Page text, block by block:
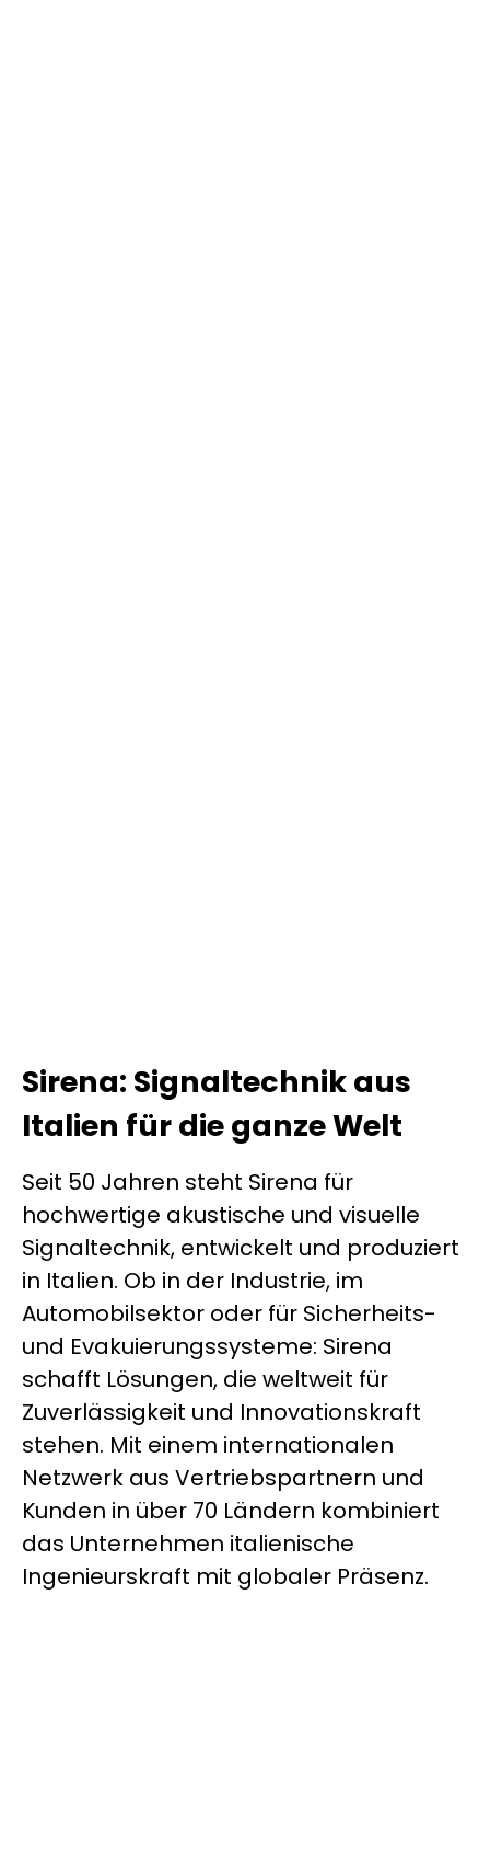
Sirena: Signaltechnik aus
Italien für die ganze Welt
Seit 50 Jahren steht Sirena für
hochwertige akustische und visuelle
Signaltechnik, entwickelt und produziert
in Italien. Ob in der Industrie, im
Automobilsektor oder für Sicherheits-
und Evakuierungssysteme: Sirena
schafft Lösungen, die weltweit für
Zuverlässigkeit und Innovationskraft
stehen. Mit einem internationalen
Netzwerk aus Vertriebspartnern und
Kunden in über 70 Ländern kombiniert
das Unternehmen italienische
Ingenieurskraft mit globaler Präsenz.